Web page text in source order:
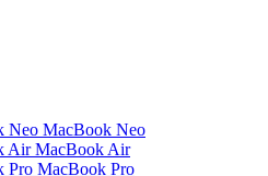
MacBook Neo
MacBook Air
MacBook Pro